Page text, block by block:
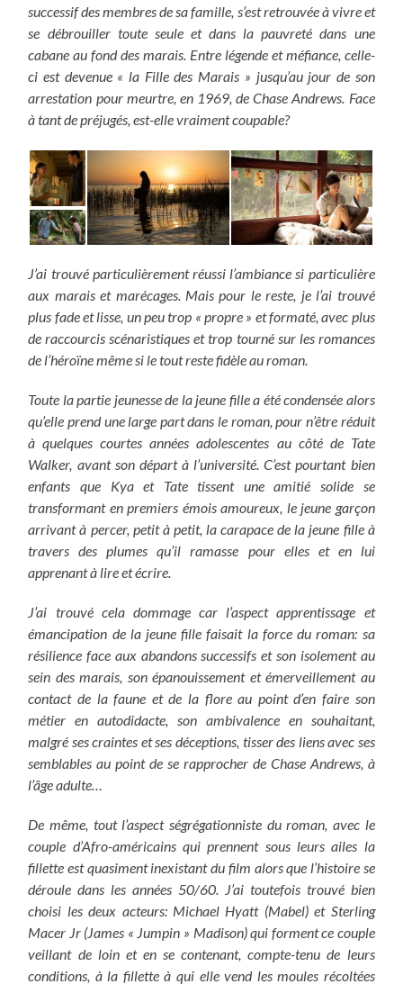
successif des membres de sa famille, s’est retrouvée à vivre et
se débrouiller toute seule et dans la pauvreté dans une
cabane au fond des marais. Entre légende et méfiance, celle-
ci est devenue « la Fille des Marais » jusqu’au jour de son
arrestation pour meurtre, en 1969, de Chase Andrews. Face
à tant de préjugés, est-elle vraiment coupable?
J’ai trouvé particulièrement réussi l’ambiance si particulière
aux marais et marécages. Mais pour le reste, je l’ai trouvé
plus fade et lisse, un peu trop « propre » et formaté, avec plus
de raccourcis scénaristiques et trop tourné sur les romances
de l’héroïne même si le tout reste fidèle au roman.
Toute la partie jeunesse de la jeune fille a été condensée alors
qu’elle prend une large part dans le roman, pour n’être réduit
à quelques courtes années adolescentes au côté de Tate
Walker, avant son départ à l’université. C’est pourtant bien
enfants que Kya et Tate tissent une amitié solide se
transformant en premiers émois amoureux, le jeune garçon
arrivant à percer, petit à petit, la carapace de la jeune fille à
travers des plumes qu’il ramasse pour elles et en lui
apprenant à lire et écrire.
J’ai trouvé cela dommage car l’aspect apprentissage et
émancipation de la jeune fille faisait la force du roman: sa
résilience face aux abandons successifs et son isolement au
sein des marais, son épanouissement et émerveillement au
contact de la faune et de la flore au point d’en faire son
métier en autodidacte, son ambivalence en souhaitant,
malgré ses craintes et ses déceptions, tisser des liens avec ses
semblables au point de se rapprocher de Chase Andrews, à
l’âge adulte…
De même, tout l’aspect ségrégationniste du roman, avec le
couple d’Afro-américains qui prennent sous leurs ailes la
fillette est quasiment inexistant du film alors que l’histoire se
déroule dans les années 50/60. J’ai toutefois trouvé bien
choisi les deux acteurs: Michael Hyatt (Mabel) et Sterling
Macer Jr (James « Jumpin » Madison) qui forment ce couple
veillant de loin et en se contenant, compte-tenu de leurs
conditions, à la fillette à qui elle vend les moules récoltées